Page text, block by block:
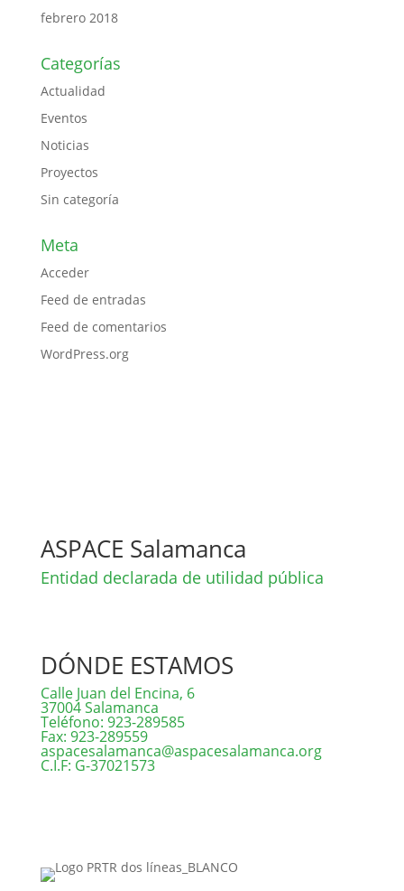
febrero 2018
Categorías
Actualidad
Eventos
Noticias
Proyectos
Sin categoría
Meta
Acceder
Feed de entradas
Feed de comentarios
WordPress.org
ASPACE Salamanca
Entidad declarada de utilidad pública
DÓNDE ESTAMOS
Calle Juan del Encina, 6
37004 Salamanca
Teléfono: 923-289585
Fax: 923-289559
aspacesalamanca@aspacesalamanca.org
C.I.F: G-37021573